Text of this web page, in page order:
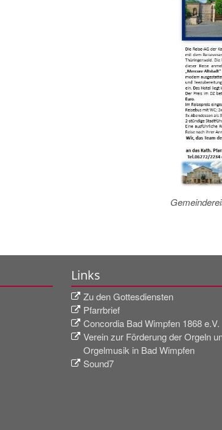
Links
Zu den Gottesdiensten
Pfarrbrief
Concordia Bad Wimpfen 1868 e.V.
Verein zur Förderung der Orgeln
Orgelmusik in Bad Wimpfen
Sound7